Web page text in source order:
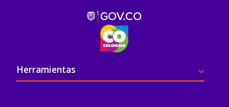
Pie de página
Herramientas